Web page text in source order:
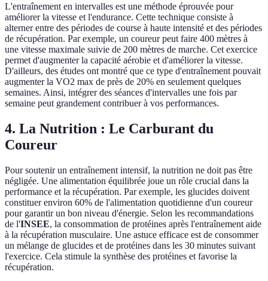
L'entraînement en intervalles est une méthode éprouvée pour
améliorer la vitesse et l'endurance. Cette technique consiste à
alterner entre des périodes de course à haute intensité et des périodes
de récupération. Par exemple, un coureur peut faire 400 mètres à
une vitesse maximale suivie de 200 mètres de marche. Cet exercice
permet d'augmenter la capacité aérobie et d'améliorer la vitesse.
D'ailleurs, des études ont montré que ce type d'entraînement pouvait
augmenter la VO2 max de près de 20% en seulement quelques
semaines. Ainsi, intégrer des séances d'intervalles une fois par
semaine peut grandement contribuer à vos performances.
4. La Nutrition : Le Carburant du
Coureur
Pour soutenir un entraînement intensif, la nutrition ne doit pas être
négligée. Une alimentation équilibrée joue un rôle crucial dans la
performance et la récupération. Par exemple, les glucides doivent
constituer environ 60% de l'alimentation quotidienne d'un coureur
pour garantir un bon niveau d'énergie. Selon les recommandations
de l'INSEE, la consommation de protéines après l'entraînement aide
à la récupération musculaire. Une astuce efficace est de consommer
un mélange de glucides et de protéines dans les 30 minutes suivant
l'exercice. Cela stimule la synthèse des protéines et favorise la
récupération.